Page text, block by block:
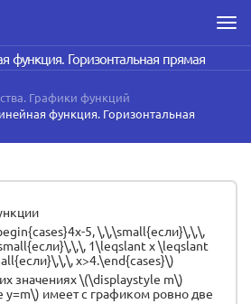
функция. Горизонтальная прямая
Графики функций
функция. Горизонтальная
5, \,\,\small{если}\,\,\,
1\leqslant x \leqslant
x>4.\end{cases}\)
значениях \(\displaystyle m\)
имеет с графиком ровно две